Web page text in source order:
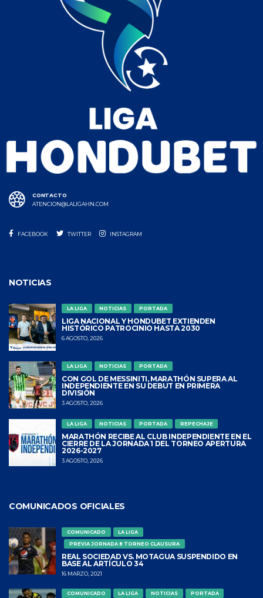
CONTACTO
ATENCION@LALIGAHN.COM
FACEBOOK TWITTER INSTAGRAM
NOTICIAS
LA LIGA NOTICIAS PORTADA
LIGA NACIONAL Y HONDUBET EXTIENDEN
HISTÓRICO PATROCINIO HASTA 2030
6 AGOSTO, 2026
LA LIGA NOTICIAS PORTADA
CON GOL DE MESSINITI, MARATHÓN SUPERA AL
INDEPENDIENTE EN SU DEBUT EN PRIMERA
DIVISIÓN
3 AGOSTO, 2026
LA LIGA NOTICIAS PORTADA REPECHAJE
MARATHÓN RECIBE AL CLUB INDEPENDIENTE EN EL
CIERRE DE LA JORNADA 1 DEL TORNEO APERTURA
2026-2027
3 AGOSTO, 2026
COMUNICADOS OFICIALES
COMUNICADO
LA LIGA
PREVIA JORNADA 8 TORNEO CLAUSURA
REAL SOCIEDAD VS. MOTAGUA SUSPENDIDO EN
BASE AL ARTÍCULO 34
16 MARZO, 2021
COMUNICADO LA LIGA NOTICIAS
PORTADA